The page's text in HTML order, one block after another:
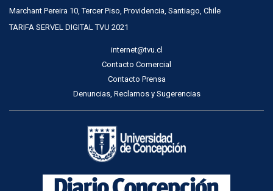
Marchant Pereira 10, Tercer Piso, Providencia, Santiago, Chile
TARIFA SERVEL DIGITAL TVU 2021
internet@tvu.cl
Contacto Comercial
Contacto Prensa
Denuncias, Reclamos y Sugerencias